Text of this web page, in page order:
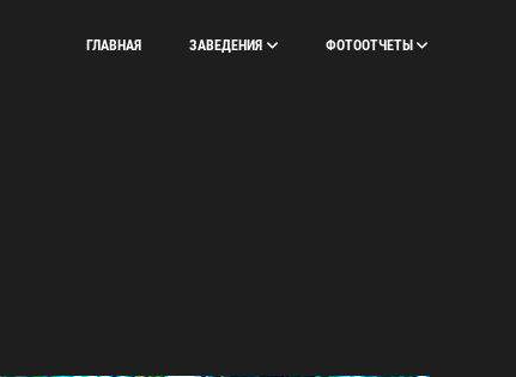
ГЛАВНАЯ ЗАВЕДЕНИЯ ФОТООТЧЕТЫ